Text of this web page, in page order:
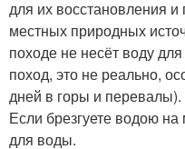
для их восстановления и
местных природных
походе не несёт воду
поход, это не реально,
дней в горы и перевалы).
Если брезгуете водою
для воды.